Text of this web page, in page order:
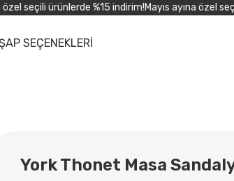
seçili ürünlerde %15 indirim!Mayıs ayına özel
SEÇENEKLERİ
York Thonet Masa